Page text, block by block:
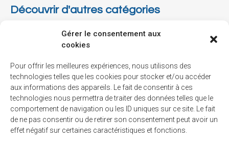
Gérer le consentement aux
cookies
Pour offrir les meilleures expériences, nous utilisons des
technologies telles que les cookies pour stocker et/ou accéder
aux informations des appareils. Le fait de consentir à ces
technologies nous permettra de traiter des données telles que le
comportement de navigation ou les ID uniques sur ce site. Le fait
de ne pas consentir ou de retirer son consentement peut avoir un
effet négatif sur certaines caractéristiques et fonctions.
Découvrir d'autres catégories
Associations
Communauté
Communiqué
Environnement
Finances